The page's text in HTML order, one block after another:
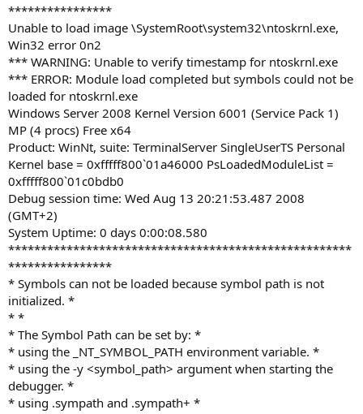
****************
Unable to load image \SystemRoot\system32\ntoskrnl.exe,
Win32 error 0n2
*** WARNING: Unable to verify timestamp for ntoskrnl.exe
*** ERROR: Module load completed but symbols could not be
loaded for ntoskrnl.exe
Windows Server 2008 Kernel Version 6001 (Service Pack 1)
MP (4 procs) Free x64
Product: WinNt, suite: TerminalServer SingleUserTS Personal
Kernel base = 0xfffff800`01a46000 PsLoadedModuleList =
0xfffff800`01c0bdb0
Debug session time: Wed Aug 13 20:21:53.487 2008
(GMT+2)
System Uptime: 0 days 0:00:08.580
*****************************************************
****************
* Symbols can not be loaded because symbol path is not
initialized. *
* *
* The Symbol Path can be set by: *
* using the _NT_SYMBOL_PATH environment variable. *
* using the -y <symbol_path> argument when starting the
debugger. *
* using .sympath and .sympath+ *